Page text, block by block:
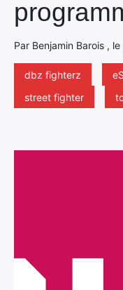
Par Benjamin Barois ,
dbz fighterz
street fighter